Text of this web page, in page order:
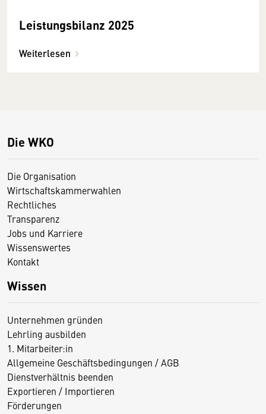
Leistungsbilanz 2025
Weiterlesen
Die WKO
Die Organisation
Wirtschaftskammerwahlen
Rechtliches
Transparenz
Jobs und Karriere
Wissenswertes
Kontakt
Wissen
Unternehmen gründen
Lehrling ausbilden
1. Mitarbeiter:in
Allgemeine Geschäftsbedingungen / AGB
Dienstverhältnis beenden
Exportieren / Importieren
Förderungen